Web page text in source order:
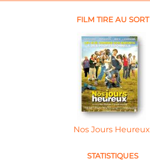
FILM TIRE AU SORT
Nos Jours Heureux
STATISTIQUES